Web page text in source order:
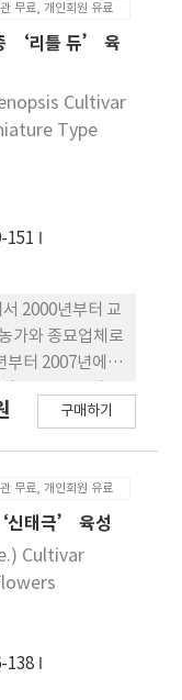
영향을 받는 것
와
13일 꽃 받침
는 다른 품종에
'Vcki
었으나
침 휨 정도가
어짐이 뚜렷하였
익은
'Yellow Island'
Pink' 품종
Orange' 품
'Golden
무료, 개인회원 유료
‘리틀 듀’ 육
Cultivar
Type
151
2000년부터 교
가와 종묘업체로
터 2007년에
서 호접란 신품
히 화경이 3~4
배열도 우수하
다고 판단되었
용이한 것으로
충해 발생도 적
하여 상업용 재
구매하기
무료, 개인회원 유료
신태극’ 육성
Cultivar
138